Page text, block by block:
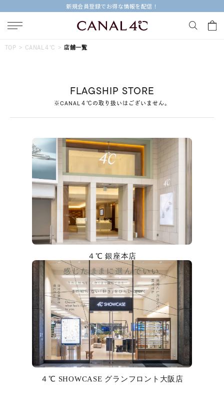
新規会員登録でお得な情報を配信！
#ダイヤモンド ネックレス #くまのプーさん
#エタニティ #ジュエリー
すべてのジュエリー
ファッションテイスト
着用シーン
TOP CANAL４℃ 店舗一覧
FLAGSHIP STORE
※CANAL４℃の取り扱いはございません。
４℃ 銀座本店
４℃ SHOWCASE グランフロント大阪店